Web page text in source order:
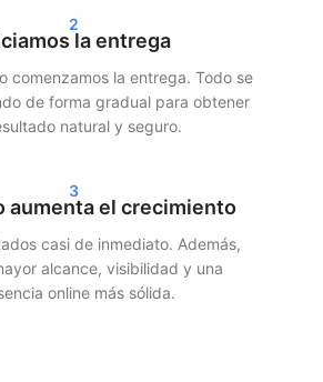
comprar seguidores de Instagram,
de TikTok o comprar streams de
de una entrega rápida y eficiente.
SocialKings porque cumplimos lo que
2
la entrega
comenzamos la entrega. Todo se
de forma gradual para obtener
natural y seguro.
3
aumenta el crecimiento
casi de inmediato. Además,
alcance, visibilidad y una
online más sólida.